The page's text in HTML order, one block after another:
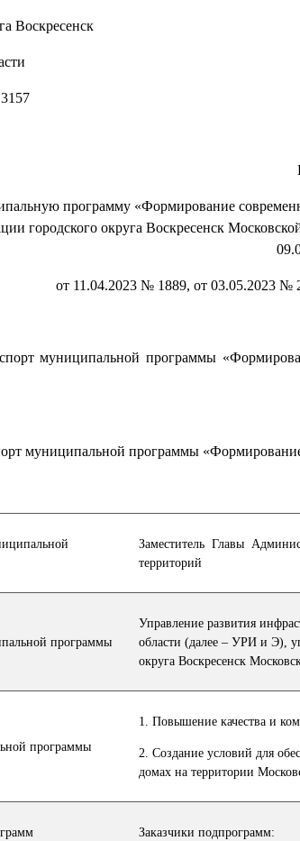
Воскресенск
программу «Формирование
городского округа Воскресенск
от 11.04.2023 № 1889, от 03.05.2023 №
муниципальной программы
муниципальной программы
Заместитель Главы
территорий
программы
Управление развития
области (далее – УРИ и Э),
округа Воскресенск
программы
1. Повышение качества и
2. Создание условий для
домах на территории
Заказчики подпрограмм: